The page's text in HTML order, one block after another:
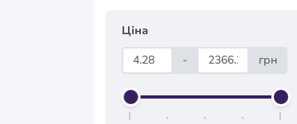
Ціна
-
грн